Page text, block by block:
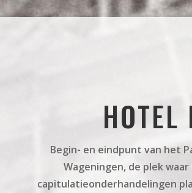
HOTEL
Begin- en eindpunt van het
Wageningen, de plek
capitulatieonderhandelingen